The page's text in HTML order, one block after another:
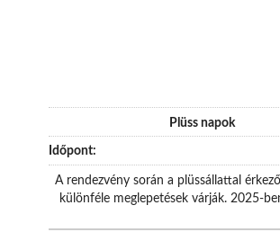
Plüss napok
A rendezvény során a plüssállattal
különféle meglepetések várják. 2025-